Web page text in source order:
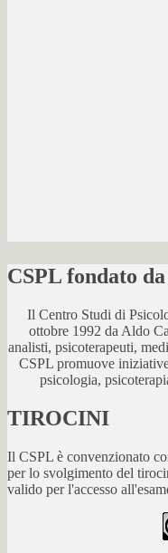
CSPL fondato
Il Centro Studi di
ottobre 1992 da Aldo
analisti, psicoterapeuti,
CSPL promuove
psicologia,
TIROCINI
Il CSPL è convenzionato
per lo svolgimento del
valido per l'accesso